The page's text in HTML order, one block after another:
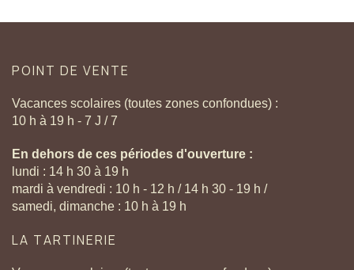
POINT DE VENTE
Vacances scolaires (toutes zones confondues) :
10 h à 19 h - 7 J / 7
En dehors de ces périodes d'ouverture :
lundi : 14 h 30 à 19 h
mardi à vendredi : 10 h - 12 h / 14 h 30 - 19 h /
samedi, dimanche : 10 h à 19 h
LA TARTINERIE